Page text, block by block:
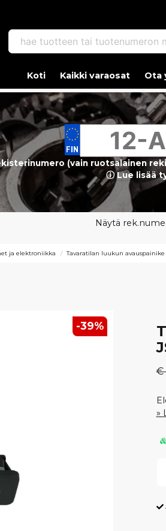
hae tuotteen tai tuotenumeron
Koti Kaikki varaosat Ota
(vain ruotsalainen
ⓘ Lue lisää
Näytä
ja elektroniikka Tavaratilan luukun avauspainike
-39%
€